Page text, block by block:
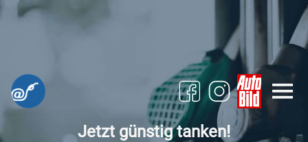
Jetzt günstig tanken!